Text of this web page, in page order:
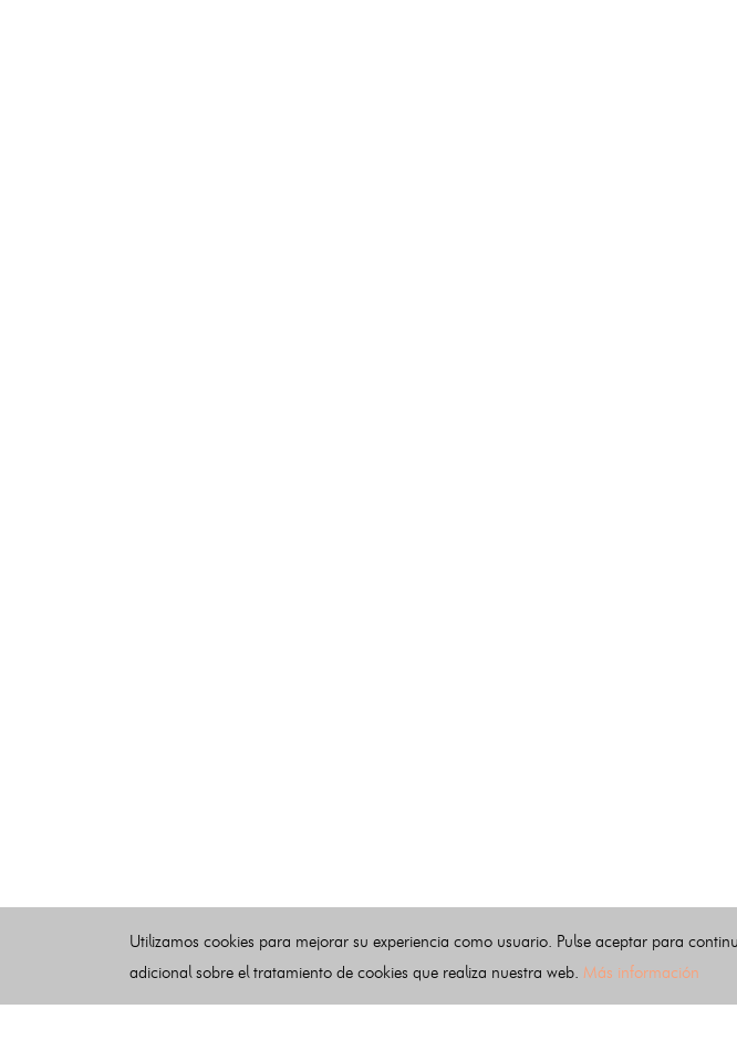
Utilizamos cookies para mejorar su experiencia como usuario. Pulse aceptar para
adicional sobre el tratamiento de cookies que realiza nuestra web. Más información